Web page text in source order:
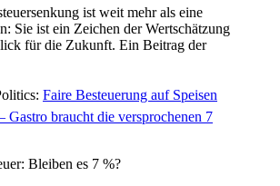
ist weit mehr als eine
Sie ist ein Zeichen der Wertschätzung
für die Zukunft. Ein Beitrag der
Faire Besteuerung auf Speisen
Gastro braucht die versprochenen 7